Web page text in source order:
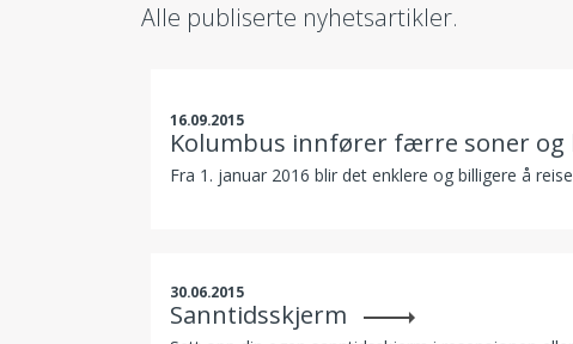
Alle publiserte nyhetsartikler.
16.09.2015
Kolumbus innfører færre soner og
Fra 1. januar 2016 blir det enklere og billigere å
30.06.2015
Sanntidsskjerm